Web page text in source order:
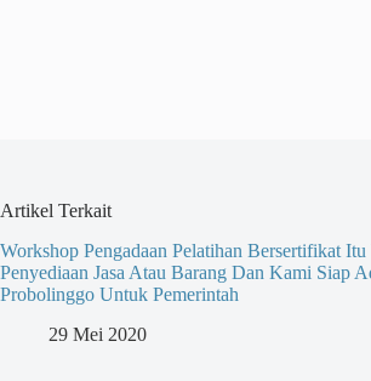
Artikel Terkait
Workshop Pengadaan Pelatihan Bersertifikat
Penyediaan Jasa Atau Barang Dan Kami Siap
Probolinggo Untuk Pemerintah
29 Mei 2020